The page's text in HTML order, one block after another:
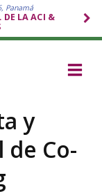
Panamá
DE LA ACI &
y
Co-